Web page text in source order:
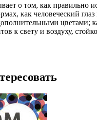
о том, как правильно
как человеческий
к свету и воздуху,